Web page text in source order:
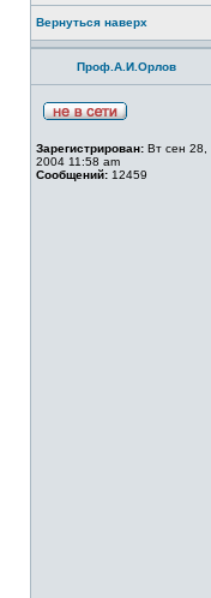
Вернуться наверх
Проф.А.И.Орлов
Зарегистрирован: Вт сен 28,
2004 11:58 am
Сообщений: 12459